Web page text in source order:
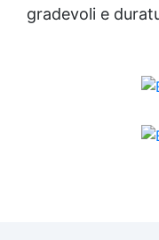
gradevoli e